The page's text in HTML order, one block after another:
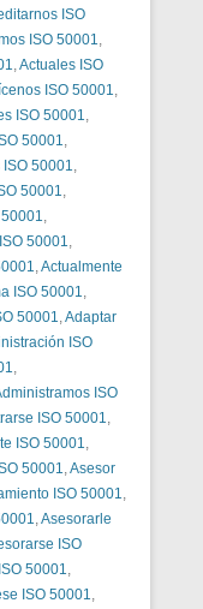
ISO
ISO 50001,
,Actuales ISO
ISO 50001,
ISO 50001,
50001,
50001,
50001,
,
50001,
,Actualmente
ISO 50001,
50001,Adaptar
ISO
,
ISO
ISO 50001,
ISO 50001,
50001,Asesor
ISO 50001,
,Asesorarle
ISO
50001,
ISO 50001,